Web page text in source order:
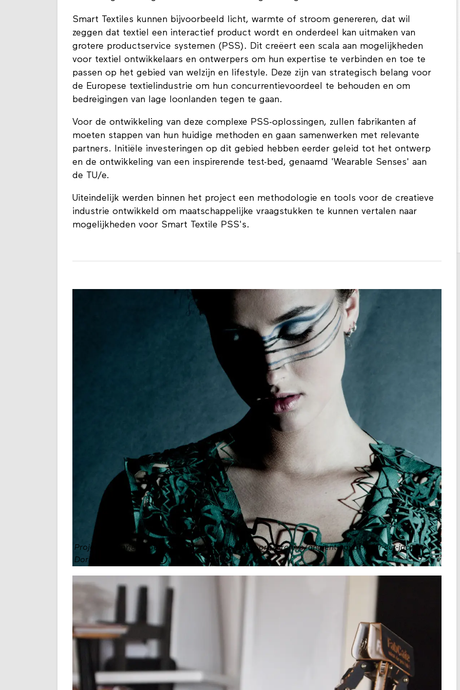
Smart Textiles kunnen bijvoorbeeld licht, warmte of stroom genereren, dat wil
zeggen dat textiel een interactief product wordt en onderdeel kan uitmaken van
grotere productservice systemen (PSS). Dit creëert een scala aan mogelijkheden
voor textiel ontwikkelaars en ontwerpers om hun expertise te verbinden en toe te
passen op het gebied van welzijn en lifestyle. Deze zijn van strategisch belang voor
de Europese textielindustrie om hun concurrentievoordeel te behouden en om
bedreigingen van lage loonlanden tegen te gaan.
Voor de ontwikkeling van deze complexe PSS-oplossingen, zullen fabrikanten af
moeten stappen van hun huidige methoden en gaan samenwerken met relevante
partners. Initiële investeringen op dit gebied hebben eerder geleid tot het ontwerp
en de ontwikkeling van een inspirerende test-bed, genaamd 'Wearable Senses' aan
de TU/e.
Uiteindelijk werden binnen het project een methodologie en tools voor de creatieve
industrie ontwikkeld om maatschappelijke vraagstukken te kunnen vertalen naar
mogelijkheden voor Smart Textile PSS's.
Project of Dorien Boekhout http://fablab.waag.org/archive/angient-egypt-laser-cut-jacket.
Dorien Boekhout